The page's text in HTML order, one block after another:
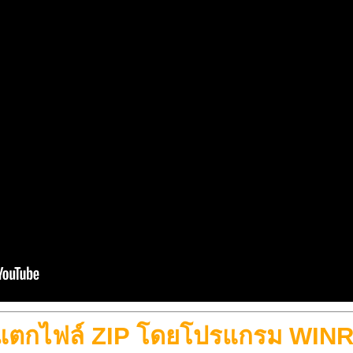
ตกไฟล์ ZIP โดยโปรแกรม